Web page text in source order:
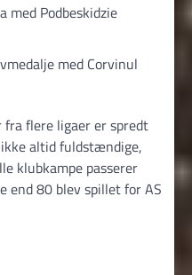
med Podbeskidzie
med Corvinul
flere ligaer er spredt
altid fuldstændige,
klubkampe passerer
end 80 blev spillet for AS